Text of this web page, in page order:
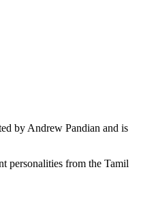
by Andrew Pandian and is
personalities from the Tamil